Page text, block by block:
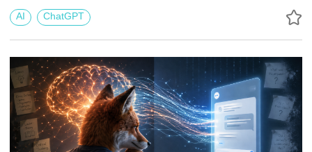
設計專業都能馬上上手！
AI ChatGPT